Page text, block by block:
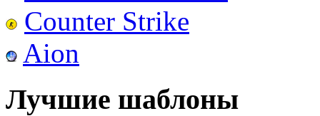
Counter Strike
Aion
Лучшие шаблоны